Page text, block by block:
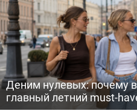
Деним нулевых:
главный летний must-